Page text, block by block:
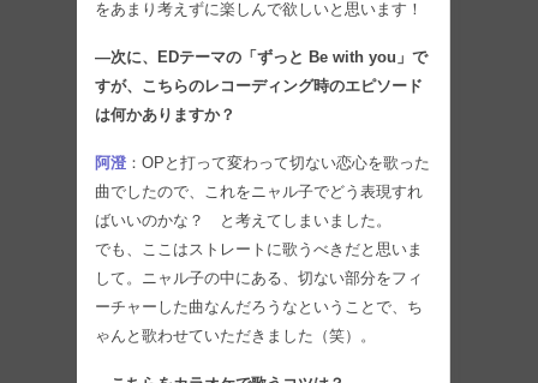
をあまり考えずに楽しんで欲しいと思います！
―次に、EDテーマの「ずっと Be with you」で
すが、こちらのレコーディング時のエピソード
は何かありますか？
阿澄 ：OPと打って変わって切ない恋心を歌った
曲でしたので、これをニャル子でどう表現すれ
ばいいのかな？ と考えてしまいました。
でも、ここはストレートに歌うべきだと思いま
して。ニャル子の中にある、切ない部分をフィ
ーチャーした曲なんだろうなということで、ち
ゃんと歌わせていただきました（笑）。